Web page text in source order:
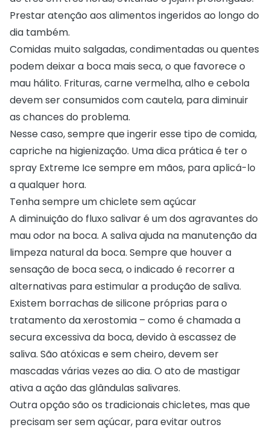
Prestar atenção aos alimentos ingeridos ao longo do
dia também.
Comidas muito salgadas, condimentadas ou quentes
podem deixar a boca mais seca, o que favorece o
mau hálito. Frituras, carne vermelha, alho e cebola
devem ser consumidos com cautela, para diminuir
as chances do problema.
Nesse caso, sempre que ingerir esse tipo de comida,
capriche na higienização. Uma dica prática é ter o
spray Extreme Ice sempre em mãos, para aplicá-lo
a qualquer hora.
Tenha sempre um chiclete sem açúcar
A diminuição do fluxo salivar é um dos agravantes do
mau odor na boca. A saliva ajuda na manutenção da
limpeza natural da boca. Sempre que houver a
sensação de boca seca, o indicado é recorrer a
alternativas para estimular a produção de saliva.
Existem borrachas de silicone próprias para o
tratamento da xerostomia – como é chamada a
secura excessiva da boca, devido à escassez de
saliva. São atóxicas e sem cheiro, devem ser
mascadas várias vezes ao dia. O ato de mastigar
ativa a ação das glândulas salivares.
Outra opção são os tradicionais chicletes, mas que
precisam ser sem açúcar, para evitar outros